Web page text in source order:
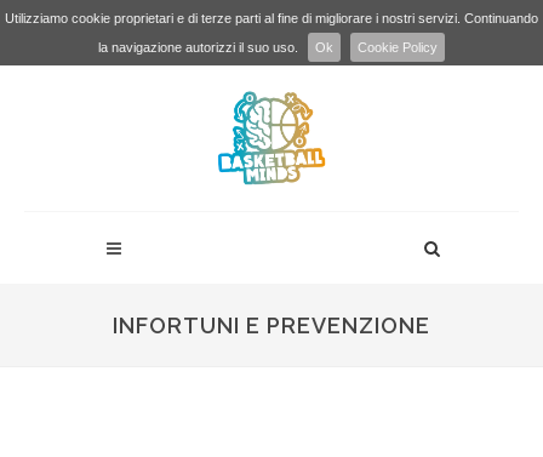
Utilizziamo cookie proprietari e di terze parti al fine di migliorare i nostri servizi. Continuando
la navigazione autorizzi il suo uso.
Ok Cookie Policy
INFORTUNI E PREVENZIONE